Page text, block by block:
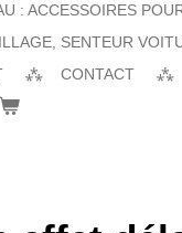
: ACCESSOIRES
SENTEUR
CONTACT